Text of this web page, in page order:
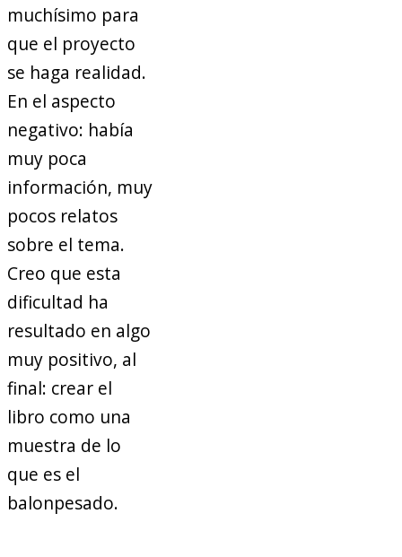
muchísimo para
que el proyecto
se haga realidad.
En el aspecto
negativo: había
muy poca
información, muy
pocos relatos
sobre el tema.
Creo que esta
dificultad ha
resultado en algo
muy positivo, al
final: crear el
libro como una
muestra de lo
que es el
balonpesado.